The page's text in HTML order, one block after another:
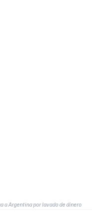
a Argentina por lavado de dinero